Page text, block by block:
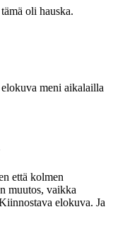
oli hauska.
meni aikalailla
että kolmen
muutos, vaikka
elokuva. Ja